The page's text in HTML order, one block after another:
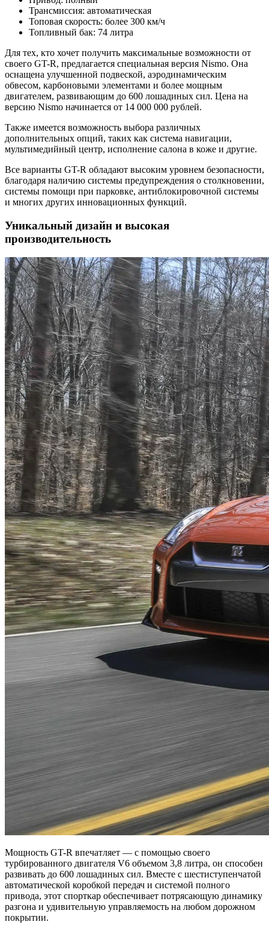
Трансмиссия: автоматическая
Топовая скорость: более 300 км/ч
Топливный бак: 74 литра
Для тех, кто хочет получить максимальные возможности от
своего GT-R, предлагается специальная версия Nismo. Она
оснащена улучшенной подвеской, аэродинамическим
обвесом, карбоновыми элементами и более мощным
двигателем, развивающим до 600 лошадиных сил. Цена на
версию Nismo начинается от 14 000 000 рублей.
Также имеется возможность выбора различных
дополнительных опций, таких как система навигации,
мультимедийный центр, исполнение салона в коже и другие.
Все варианты GT-R обладают высоким уровнем безопасности,
благодаря наличию системы предупреждения о столкновении,
системы помощи при парковке, антиблокировочной системы
и многих других инновационных функций.
Уникальный дизайн и высокая
производительность
Мощность GT-R впечатляет — с помощью своего
турбированного двигателя V6 объемом 3,8 литра, он способен
развивать до 600 лошадиных сил. Вместе с шестиступенчатой
автоматической коробкой передач и системой полного
привода, этот спорткар обеспечивает потрясающую динамику
разгона и удивительную управляемость на любом дорожном
покрытии.